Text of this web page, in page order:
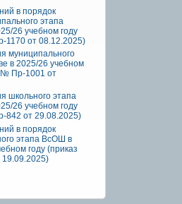
в порядок
этапа
26 учебном году
от 08.12.2025)
муниципального
в 2025/26 учебном
№ Пр-1001 от
школьного этапа
26 учебном году
от 29.08.2025)
в порядок
этапа ВсОШ в
году (приказ